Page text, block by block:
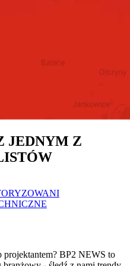
JEDNYM Z
projektantem? BP2 NEWS to